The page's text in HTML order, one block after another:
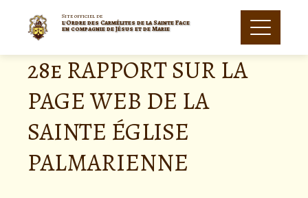
Site officiel de
l'Ordre des Carmélites de la Sainte Face
en compagnie de Jésus et de Marie
28e RAPPORT SUR LA
PAGE WEB DE LA
SAINTE ÉGLISE
PALMARIENNE